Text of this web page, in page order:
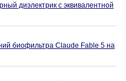
диэлектрик с эквивалентной
биофильтра Claude Fable 5 на